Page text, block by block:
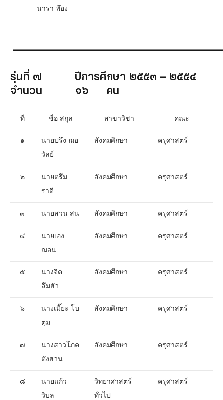
นารา พ๊อง
รุ่นที่ ๗ ปีการศึกษา ๒๕๕๓ – ๒๕๕๔
จำนวน ๑๖ คน
ที่ ชื่อ สกุล สาขาวิชา คณะ
๑
นายปรึง ฌอ
วัลย์
สังคมศึกษา ครุศาสตร์
๒
นายตรึม
ราดี
สังคมศึกษา ครุศาสตร์
๓ นายสวน สน สังคมศึกษา ครุศาสตร์
๔
นายเอง
ฌอน
สังคมศึกษา ครุศาสตร์
๕
นางจิต
ลึมฮัว
สังคมศึกษา ครุศาสตร์
๖
นางเมี๊ยะ โบ
ตุม
สังคมศึกษา ครุศาสตร์
๗
นางสาวโภค
ตังฮวน
สังคมศึกษา ครุศาสตร์
๘
นายแก้ว
วิบล
วิทยาศาสตร์
ทั่วไป
ครุศาสตร์